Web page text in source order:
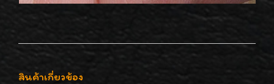
สินค้าเกี่ยวข้อง